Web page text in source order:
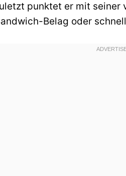
punktet er mit seiner
Belag oder